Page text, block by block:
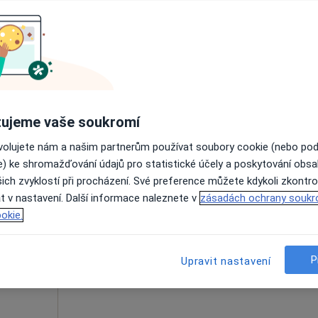
Mapa
Dnes
9 Srpen
Zítra
10 Srpen
Út
11 Srpen
St
12
Online rezervace termínu není k
vaše soukromí
nám a našim partnerům používat soubory cookie (nebo
ke shromažďování údajů pro statistické účely a poskytování
zvyklostí při procházení. Své preference můžete kdykoli
v nastavení. Další informace naleznete v zásadách ochrany
Upravit nastavení